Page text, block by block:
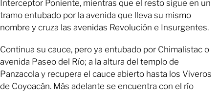
Interceptor Poniente, mientras que el resto sigue en un
tramo entubado por la avenida que lleva su mismo
nombre y cruza las avenidas Revolución e Insurgentes.
Continua su cauce, pero ya entubado por Chimalistac o
avenida Paseo del Río; a la altura del templo de
Panzacola y recupera el cauce abierto hasta los Viveros
de Coyoacán. Más adelante se encuentra con el río